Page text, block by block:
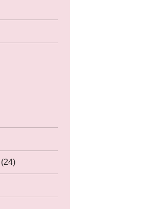
(24)